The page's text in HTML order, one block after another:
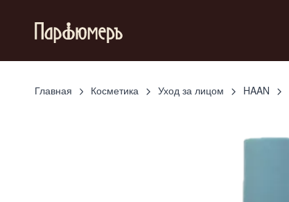
Главная Косметика Уход за лицом HAAN